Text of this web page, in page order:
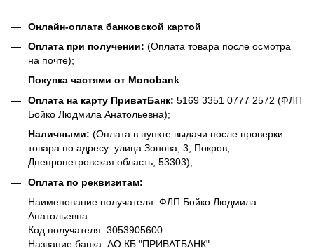
Онлайн-оплата банковской картой
Оплата при получении: (Оплата товара после осмотра
на почте);
Покупка частями от Monobank
Оплата на карту ПриватБанк: 5169 3351 0777 2572 (ФЛП
Бойко Людмила Анатольевна);
Наличными: (Оплата в пункте выдачи после проверки
товара по адресу: улица Зонова, 3, Покров,
Днепропетровская область, 53303);
Оплата по реквизитам:
Наименование получателя: ФЛП Бойко Людмила
Анатольевна
Код получателя: 3053905600
Название банка: АО КБ "ПРИВАТБАНК"